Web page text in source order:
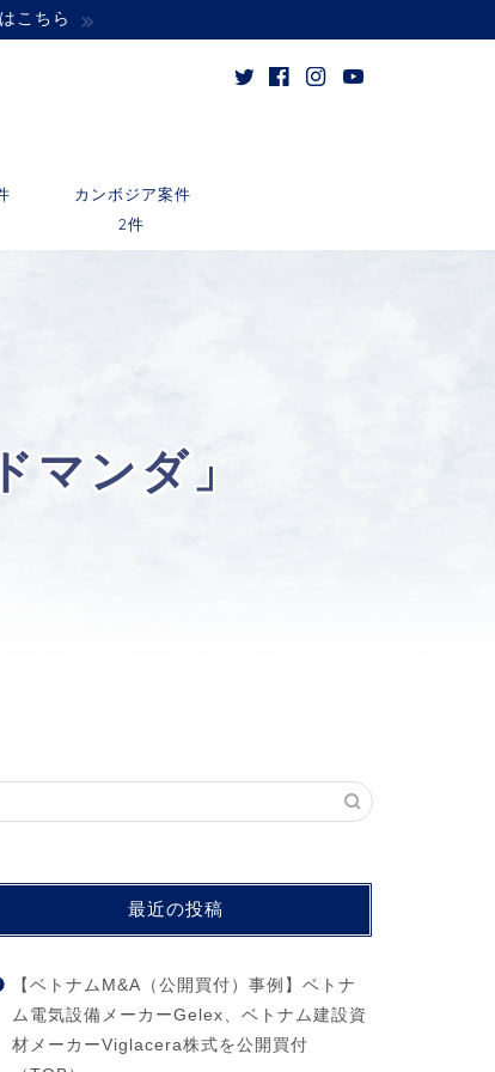
こちら
カンボジア案件
2件
ンダ」
最近の投稿
【ベトナムM&A（公開買付）事例】ベトナ
ム電気設備メーカーGelex、ベトナム建設資
材メーカーViglacera株式を公開買付